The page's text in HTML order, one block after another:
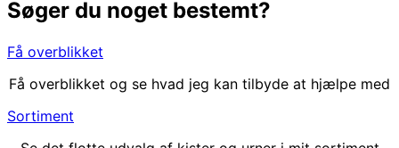
Søger du noget bestemt?
Få overblikket
Få overblikket og se hvad jeg kan tilbyde at hjælpe med
Sortiment